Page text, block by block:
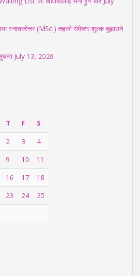
स्नातकोत्तर (MSc.) तहको सेमेष्टर शुल्क बुझाउने
July 13, 2026
T F
S
2 3
4
9 10
11
16 17
18
23 24
25